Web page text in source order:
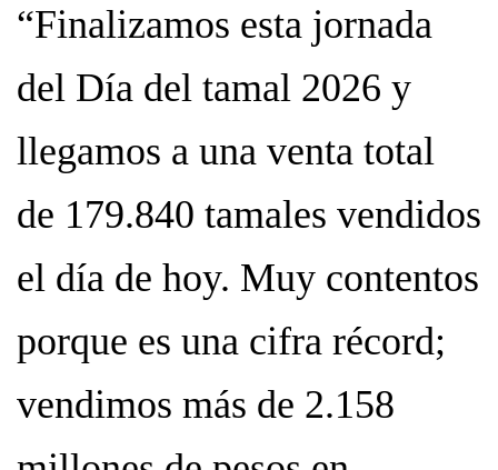
“Finalizamos esta jornada
del Día del tamal 2026 y
llegamos a una venta total
de 179.840 tamales vendidos
el día de hoy. Muy contentos
porque es una cifra récord;
vendimos más de 2.158